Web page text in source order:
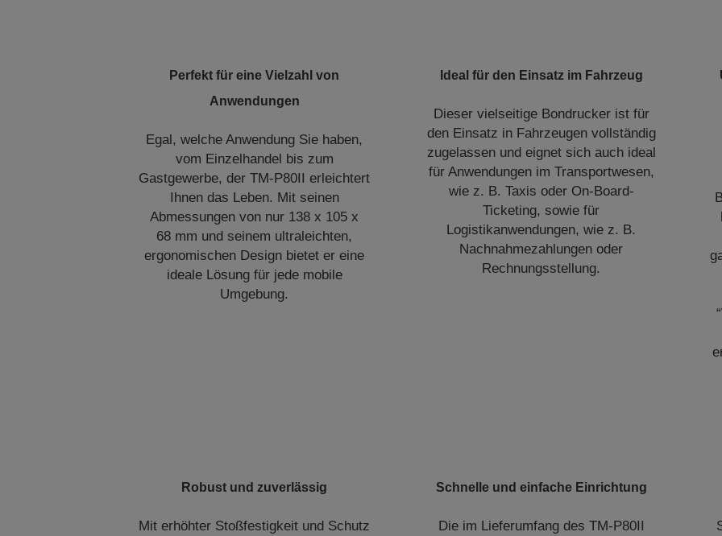
Perfekt für eine Vielzahl von
Anwendungen
Egal, welche Anwendung Sie haben,
vom Einzelhandel bis zum
Gastgewerbe, der TM-P80II erleichtert
Ihnen das Leben. Mit seinen
Abmessungen von nur 138 x 105 x
68 mm und seinem ultraleichten,
ergonomischen Design bietet er eine
ideale Lösung für jede mobile
Umgebung.
Ideal für den Einsatz im Fahrzeug
Dieser vielseitige Bondrucker ist für
den Einsatz in Fahrzeugen vollständig
zugelassen und eignet sich auch ideal
für Anwendungen im Transportwesen,
wie z. B. Taxis oder On-Board-
Ticketing, sowie für
Logistikanwendungen, wie z. B.
Nachnahmezahlungen oder
Rechnungsstellung.
Robust und zuverlässig
Mit erhöhter Stoßfestigkeit und Schutz
Schnelle und einfache Einrichtung
Die im Lieferumfang des TM-P80II